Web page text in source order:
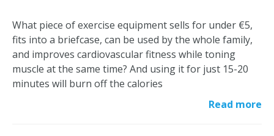
What piece of exercise equipment sells for under €5,
fits into a briefcase, can be used by the whole family,
and improves cardiovascular fitness while toning
muscle at the same time? And using it for just 15-20
minutes will burn off the calories
Read more